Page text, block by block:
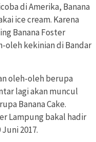
di Amerika, Banana
ice cream. Karena
Banana Foster
oleh kekinian di Bandar
oleh-oleh berupa
lagi akan muncul
Banana Cake.
Lampung bakal hadir
2017.